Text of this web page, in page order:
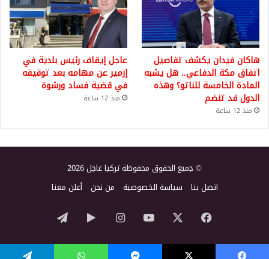
هاكان فيدان يكشف تفاصيل
اتفاق مكة الدفاعي.. هل يشبه
المادة الخامسة للناتو؟ وهذه
الدول قد تنضم
منذ 12 ساعة
عاجل إيقاف رئيس بلدية في
إزمير عن مهامه بعد توقيفه
في قضية فساد ورشوة
منذ 12 ساعة
© جميع الحقوق محفوظة تركيا عاجل 2026
اتصل بنا سياسة الخصوصية من نحن أعلن معنا
فيسبوك ‫YouTubeانستقرام‏Google
Play
تيلقرام